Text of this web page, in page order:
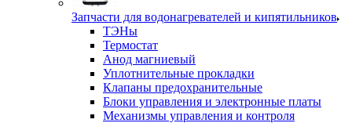
Запчасти для водонагревателей и кипятильников
ТЭНы
Термостат
Анод магниевый
Уплотнительные прокладки
Клапаны предохранительные
Блоки управления и электронные платы
Механизмы управления и контроля